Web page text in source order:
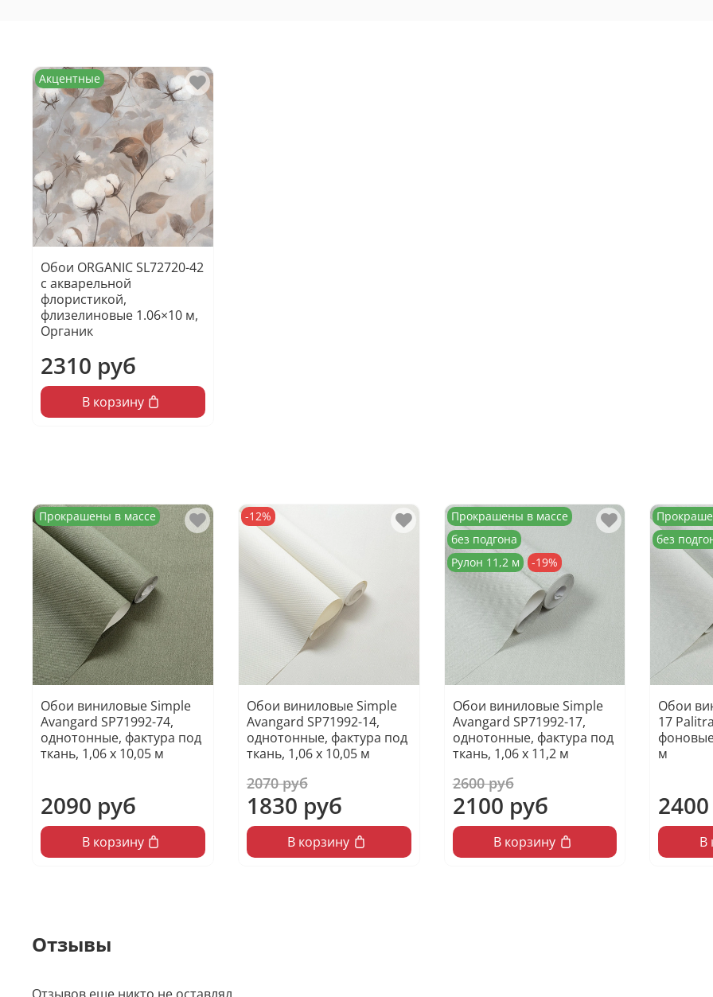
Акцентные
Обои ORGANIC SL72720-42
с акварельной
флористикой,
флизелиновые 1.06×10 м,
Органик
2310 руб
В корзину
Прокрашены в массе
Обои виниловые Simple
Avangard SP71992-74,
однотонные, фактура под
ткань, 1,06 х 10,05 м
2090 руб
В корзину
-12%
Обои виниловые Simple
Avangard SP71992-14,
однотонные, фактура под
ткань, 1,06 х 10,05 м
2070 руб
1830 руб
В корзину
Прокрашены в массе
без подгона
Рулон 11,2 м
-19%
Обои виниловые Simple
Avangard SP71992-17,
однотонные, фактура под
ткань, 1,06 х 11,2 м
2600 руб
2100 руб
В корзину
без
Обои
17
м
В
Отзывы